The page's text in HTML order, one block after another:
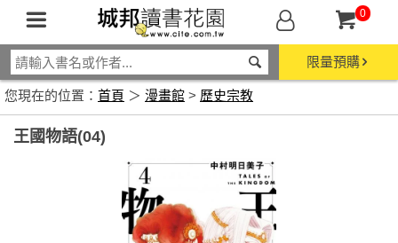
0
限量預購
您現在的位置： 首頁 ＞ 漫畫館 > 歷史宗教
王國物語(04)